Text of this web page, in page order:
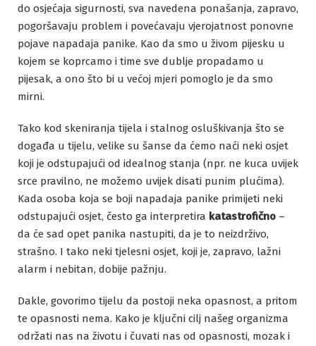
do osjećaja sigurnosti, sva navedena ponašanja, zapravo,
pogoršavaju problem i povećavaju vjerojatnost ponovne
pojave napadaja panike. Kao da smo u živom pijesku u
kojem se koprcamo i time sve dublje propadamo u
pijesak, a ono što bi u većoj mjeri pomoglo je da smo
mirni.
Tako kod skeniranja tijela i stalnog osluškivanja što se
događa u tijelu, velike su šanse da ćemo naći neki osjet
koji je odstupajući od idealnog stanja (npr. ne kuca uvijek
srce pravilno, ne možemo uvijek disati punim plućima).
Kada osoba koja se boji napadaja panike primijeti neki
odstupajući osjet, često ga interpretira katastrofično –
da će sad opet panika nastupiti, da je to neizdrživo,
strašno. I tako neki tjelesni osjet, koji je, zapravo, lažni
alarm i nebitan, dobije pažnju.
Dakle, govorimo tijelu da postoji neka opasnost, a pritom
te opasnosti nema. Kako je ključni cilj našeg organizma
održati nas na životu i čuvati nas od opasnosti, mozak i